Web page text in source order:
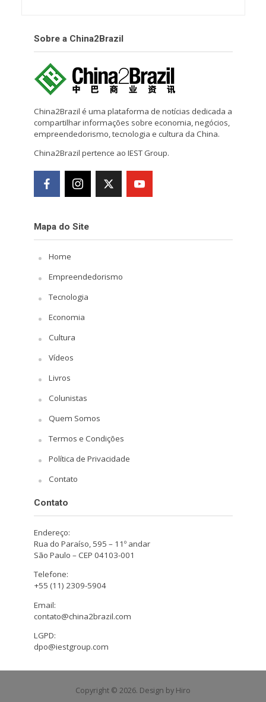
Sobre a China2Brazil
China2Brazil é uma plataforma de notícias dedicada a
compartilhar informações sobre economia, negócios,
empreendedorismo, tecnologia e cultura da China.
China2Brazil pertence ao IEST Group.
Mapa do Site
Home
Empreendedorismo
Tecnologia
Economia
Cultura
Vídeos
Livros
Colunistas
Quem Somos
Termos e Condições
Política de Privacidade
Contato
Contato
Endereço:
Rua do Paraíso, 595 – 11º andar
São Paulo – CEP 04103-001
Telefone:
+55 (11) 2309-5904
Email:
contato@china2brazil.com
LGPD:
dpo@iestgroup.com
Copyright © 2026. Design by Hiro